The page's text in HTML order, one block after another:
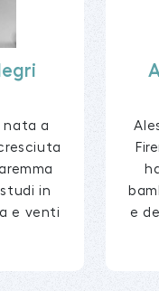
nata a
in
e venti
e